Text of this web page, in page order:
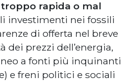
rapida o mal
investimenti nei fossili
di offerta nel breve
dei prezzi dell’energia,
a fonti più inquinanti
e freni politici e sociali